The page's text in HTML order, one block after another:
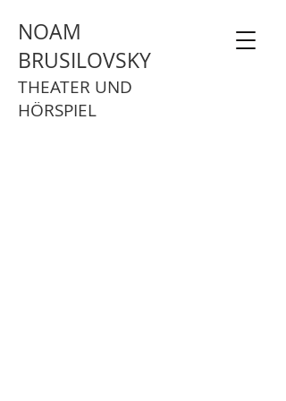
NOAM
BRUSILOVSKY
THEATER UND
HÖRSPIEL